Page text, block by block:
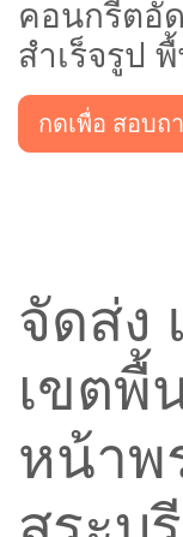
คอนกรีตอั
สำเร็จรูป
กดเพื่อ สอบถ
จัดส่ง
เขตพื้
หน้าพ